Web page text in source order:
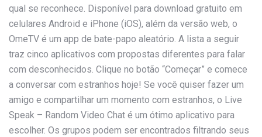
qual se reconhece. Disponível para download gratuito em
celulares Android e iPhone (iOS), além da versão web, o
OmeTV é um app de bate-papo aleatório. A lista a seguir
traz cinco aplicativos com propostas diferentes para falar
com desconhecidos. Clique no botão “Começar” e comece
a conversar com estranhos hoje! Se você quiser fazer um
amigo e compartilhar um momento com estranhos, o Live
Speak – Random Video Chat é um ótimo aplicativo para
escolher. Os grupos podem ser encontrados filtrando seus